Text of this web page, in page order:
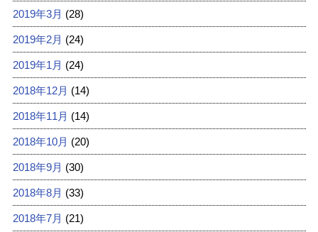
2019年3月 (28)
2019年2月 (24)
2019年1月 (24)
2018年12月 (14)
2018年11月 (14)
2018年10月 (20)
2018年9月 (30)
2018年8月 (33)
2018年7月 (21)